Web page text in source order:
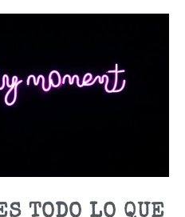
TODO LO QUE